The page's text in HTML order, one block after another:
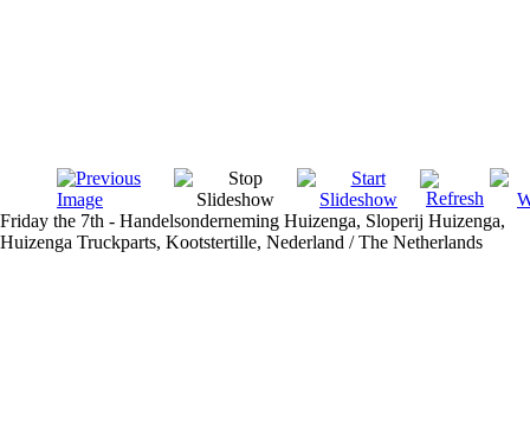
Friday the 7th - Handelsonderneming Huizenga, Sloperij Huizenga,
Huizenga Truckparts, Kootstertille, Nederland / The Netherlands